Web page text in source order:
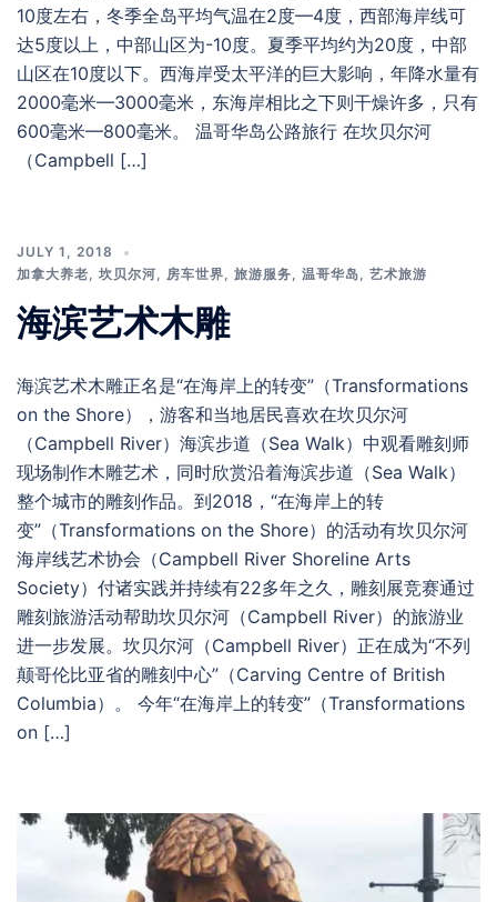
10度左右，冬季全岛平均气温在2度—4度，西部海岸线可
达5度以上，中部山区为-10度。夏季平均约为20度，中部
山区在10度以下。西海岸受太平洋的巨大影响，年降水量有
2000毫米—3000毫米，东海岸相比之下则干燥许多，只有
600毫米—800毫米。 温哥华岛公路旅行 在坎贝尔河
（Campbell […]
JULY 1, 2018
加拿大养老, 坎贝尔河, 房车世界, 旅游服务, 温哥华岛, 艺术旅游
海滨艺术木雕
海滨艺术木雕正名是“在海岸上的转变”（Transformations
on the Shore），游客和当地居民喜欢在坎贝尔河
（Campbell River）海滨步道（Sea Walk）中观看雕刻师
现场制作木雕艺术，同时欣赏沿着海滨步道（Sea Walk）
整个城市的雕刻作品。到2018，“在海岸上的转
变”（Transformations on the Shore）的活动有坎贝尔河
海岸线艺术协会（Campbell River Shoreline Arts
Society）付诸实践并持续有22多年之久，雕刻展竞赛通过
雕刻旅游活动帮助坎贝尔河（Campbell River）的旅游业
进一步发展。坎贝尔河（Campbell River）正在成为“不列
颠哥伦比亚省的雕刻中心”（Carving Centre of British
Columbia）。 今年“在海岸上的转变”（Transformations
on […]